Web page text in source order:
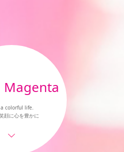
Magenta
a colorful life.
顔に心を豊かに